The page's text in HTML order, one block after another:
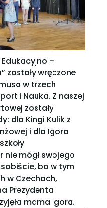
Edukacyjno –
zostały wręczone
w trzech
i Nauka. Z naszej
zostały
dla Kingi Kulik z
i dla Igora
nie mógł swojego
bo w tym
w Czechach,
Prezydenta
mama Igora.